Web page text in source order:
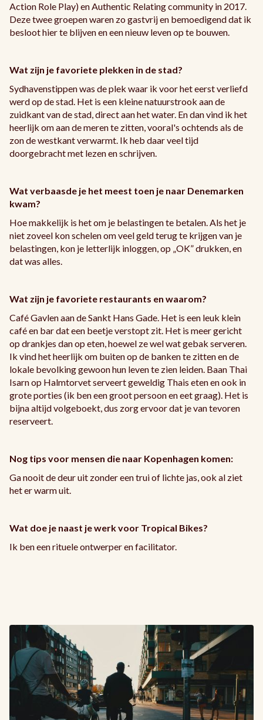
Action Role Play) en Authentic Relating community in 2017.
Deze twee groepen waren zo gastvrij en bemoedigend dat ik
besloot hier te blijven en een nieuw leven op te bouwen.
Wat zijn je favoriete plekken in de stad?
Sydhavenstippen was de plek waar ik voor het eerst verliefd
werd op de stad. Het is een kleine natuurstrook aan de
zuidkant van de stad, direct aan het water. En dan vind ik het
heerlijk om aan de meren te zitten, vooral's ochtends als de
zon de westkant verwarmt. Ik heb daar veel tijd
doorgebracht met lezen en schrijven.
Wat verbaasde je het meest toen je naar Denemarken
kwam?
Hoe makkelijk is het om je belastingen te betalen. Als het je
niet zoveel kon schelen om veel geld terug te krijgen van je
belastingen, kon je letterlijk inloggen, op „OK” drukken, en
dat was alles.
Wat zijn je favoriete restaurants en waarom?
Café Gavlen aan de Sankt Hans Gade. Het is een leuk klein
café en bar dat een beetje verstopt zit. Het is meer gericht
op drankjes dan op eten, hoewel ze wel wat gebak serveren.
Ik vind het heerlijk om buiten op de banken te zitten en de
lokale bevolking gewoon hun leven te zien leiden. Baan Thai
Isarn op Halmtorvet serveert geweldig Thais eten en ook in
grote porties (ik ben een groot persoon en eet graag). Het is
bijna altijd volgeboekt, dus zorg ervoor dat je van tevoren
reserveert.
Nog tips voor mensen die naar Kopenhagen komen:
Ga nooit de deur uit zonder een trui of lichte jas, ook al ziet
het er warm uit.
Wat doe je naast je werk voor Tropical Bikes?
Ik ben een rituele ontwerper en facilitator.